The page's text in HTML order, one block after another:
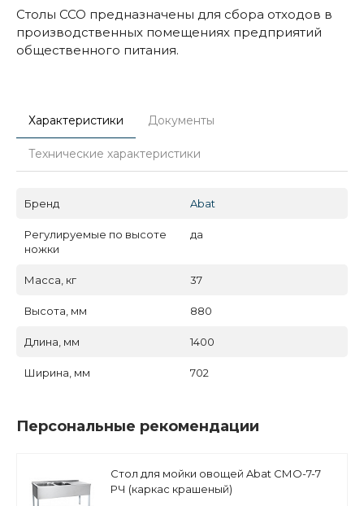
Столы ССО предназначены для сбора отходов в
производственных помещениях предприятий
общественного питания.
Характеристики Документы
Технические характеристики
Бренд Abat
Регулируемые по высоте
ножки
да
Масса, кг 37
Высота, мм 880
Длина, мм 1400
Ширина, мм 702
Персональные рекомендации
Стол для мойки овощей Abat СМО-7-7
РЧ (каркас крашеный)